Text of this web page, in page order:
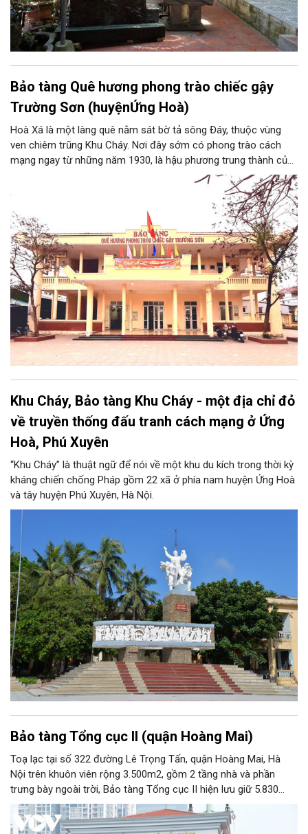
Bảo tàng Quê hương phong trào chiếc gậy
Trường Sơn (huyệnỨng Hoà)
Hoà Xá là một làng quê nằm sát bờ tả sông Đáy, thuộc vùng
ven chiêm trũng Khu Cháy. Nơi đây sớm có phong trào cách
mạng ngay từ những năm 1930, là hậu phương trung thành của
cuộc kháng chiến chống Pháp. Trong công cuộc kháng chiến
chống Mỹ cứu nước, Hòa Xá được xem là quê hương của
phong trào động viên thanh niên lên đường “xẻ dọc Trường Sơn
đi cứu nước” và câu chuyện huyền thoại “chiếc gậy Trường
Sơn”.
Khu Cháy, Bảo tàng Khu Cháy - một địa chỉ đỏ
về truyền thống đấu tranh cách mạng ở Ứng
Hoà, Phú Xuyên
“Khu Cháy” là thuật ngữ để nói về một khu du kích trong thời kỳ
kháng chiến chống Pháp gồm 22 xã ở phía nam huyện Ứng Hoà
và tây huyện Phú Xuyên, Hà Nội.
Bảo tàng Tổng cục II (quận Hoàng Mai)
Toạ lạc tại số 322 đường Lê Trọng Tấn, quận Hoàng Mai, Hà
Nội trên khuôn viên rộng 3.500m2, gồm 2 tầng nhà và phần
trưng bày ngoài trời, Bảo tàng Tổng cục II hiện lưu giữ 5.830
hiện vật, trong đó có nhiều hiện vật quý hiếm gắn liền với cuộc
đời hoạt động của nhiều chiến sĩ tình báo xuất sắc của Quân